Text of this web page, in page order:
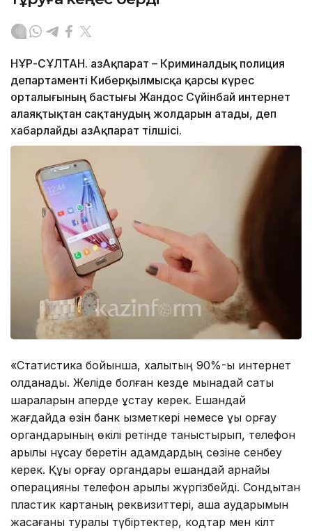
НҰР-СҰЛТАН. ҚазАқпарат – Криминалдық полиция
департаменті Киберқылмысқа қарсы күрес
орталығының бастығы Жандос Сүйінбай интернет
алаяқтықтан сақтанудың жолдарын атады, деп
хабарлайды ҚазАқпарат тілшісі.
«Статистика бойынша, халықтың 90%-ы интернет
қолданады. Желіде болған кезде мынадай сақтық
шараларын қаперде ұстау керек. Ешқандай
жағдайда өзін банк қызметкері немесе құқық қорғау
органдарының өкілі ретінде таныстырып, телефон
арқылы нұсқау беретін адамдардың сөзіне сенбеу
керек. Құқық қорғау органдары ешқандай арнайы
операцияны телефон арқылы жүргізбейді. Сондықтан
пластик картаның реквизиттері, ақша аударымын
жасағаны туралы түбіртектер, кодтар мен кілт